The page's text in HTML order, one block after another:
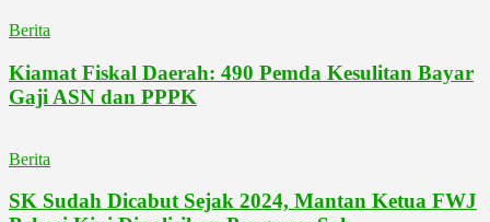
Berita
Kiamat Fiskal Daerah: 490 Pemda Kesulitan Bayar
Gaji ASN dan PPPK
Berita
SK Sudah Dicabut Sejak 2024, Mantan Ketua FWJ